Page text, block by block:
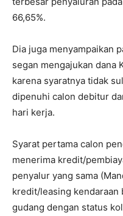
66,65%.
Dia juga menyampaikan
segan mengajukan dana
karena syaratnya tidak
dipenuhi calon debitur
hari kerja.
Syarat pertama calon
menerima kredit/
penyalur yang sama
kredit/leasing
gudang dengan status